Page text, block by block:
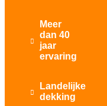

Meer
dan 40
jaar
ervaring

Landelijke
dekking